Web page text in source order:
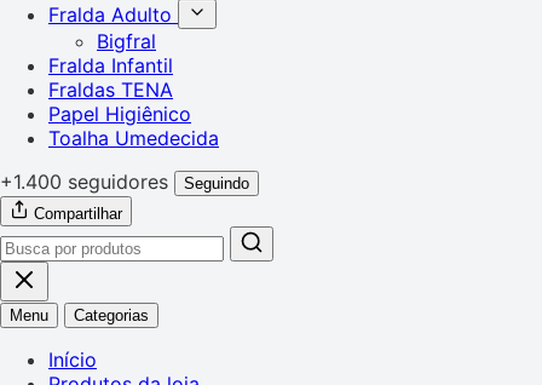
Fralda Adulto
Bigfral
Fralda Infantil
Fraldas TENA
Papel Higiênico
Toalha Umedecida
+1.400 seguidores
Seguindo
Compartilhar
Menu Categorias
Início